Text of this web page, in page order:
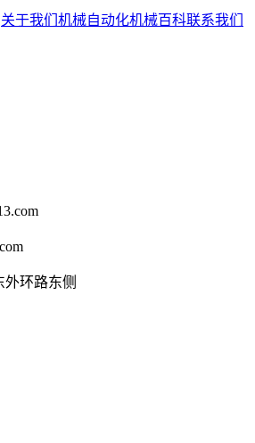
关于我们 机械自动化机械百科联系我们
环路东侧